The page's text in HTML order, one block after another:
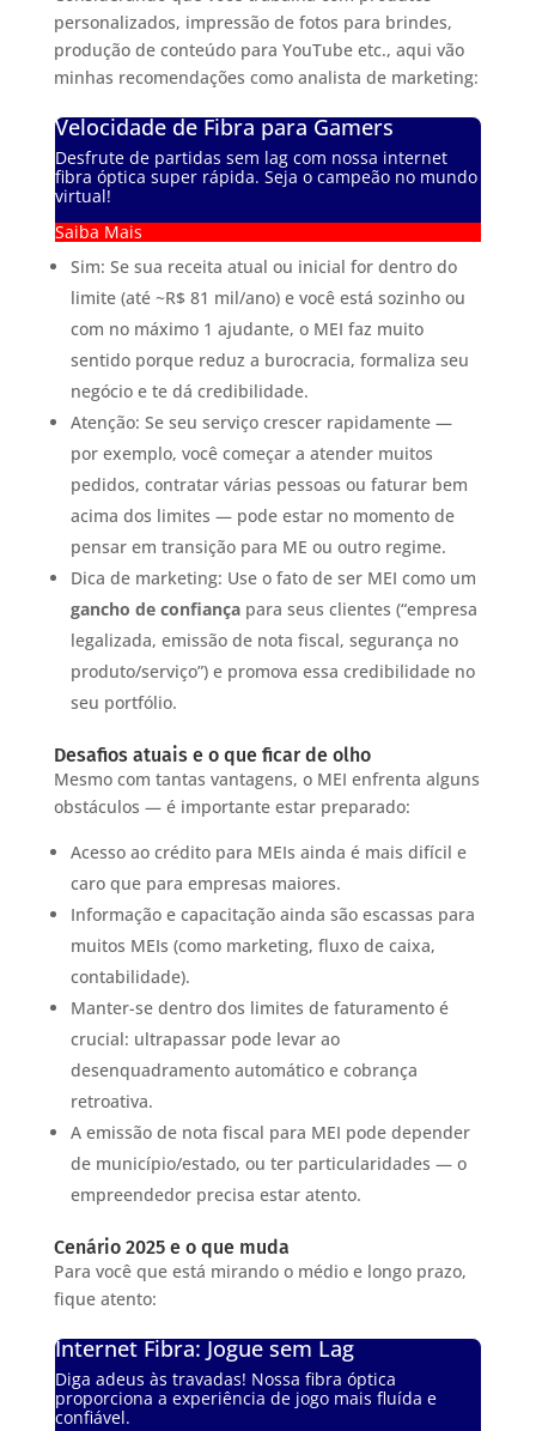
personalizados, impressão de fotos para brindes,
produção de conteúdo para YouTube etc., aqui vão
minhas recomendações como analista de marketing:
Velocidade de Fibra para Gamers
Desfrute de partidas sem lag com nossa internet
fibra óptica super rápida. Seja o campeão no mundo
virtual!
Saiba Mais
Sim: Se sua receita atual ou inicial for dentro do
limite (até ~R$ 81 mil/ano) e você está sozinho ou
com no máximo 1 ajudante, o MEI faz muito
sentido porque reduz a burocracia, formaliza seu
negócio e te dá credibilidade.
Atenção: Se seu serviço crescer rapidamente —
por exemplo, você começar a atender muitos
pedidos, contratar várias pessoas ou faturar bem
acima dos limites — pode estar no momento de
pensar em transição para ME ou outro regime.
Dica de marketing: Use o fato de ser MEI como um
gancho de confiançapara seus clientes (“empresa
legalizada, emissão de nota fiscal, segurança no
produto/serviço”) e promova essa credibilidade no
seu portfólio.
Desafios atuais e o que ficar de olho
Mesmo com tantas vantagens, o MEI enfrenta alguns
obstáculos — é importante estar preparado:
Acesso ao crédito para MEIs ainda é mais difícil e
caro que para empresas maiores.
Informação e capacitação ainda são escassas para
muitos MEIs (como marketing, fluxo de caixa,
contabilidade).
Manter-se dentro dos limites de faturamento é
crucial: ultrapassar pode levar ao
desenquadramento automático e cobrança
retroativa.
A emissão de nota fiscal para MEI pode depender
de município/estado, ou ter particularidades — o
empreendedor precisa estar atento.
Cenário 2025 e o que muda
Para você que está mirando o médio e longo prazo,
fique atento:
Internet Fibra: Jogue sem Lag
Diga adeus às travadas! Nossa fibra óptica
proporciona a experiência de jogo mais fluída e
confiável.